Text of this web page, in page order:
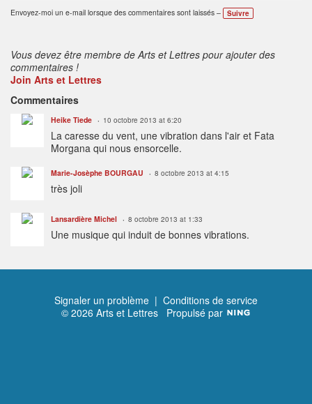
Envoyez-moi un e-mail lorsque des commentaires sont laissés – Suivre
Vous devez être membre de Arts et Lettres pour ajouter des
commentaires !
Join Arts et Lettres
Commentaires
Heike Tiede 10 octobre 2013 at 6:20
La caresse du vent, une vibration dans l'air et Fata
Morgana qui nous ensorcelle.
Marie-Josèphe BOURGAU 8 octobre 2013 at 4:15
très joli
Lansardière Michel 8 octobre 2013 at 1:33
Une musique qui induit de bonnes vibrations.
Signaler un problème | Conditions de service
© 2026 Arts et Lettres Propulsé par